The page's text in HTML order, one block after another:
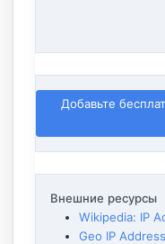
Добавьте
Внешние ресурсы
Wikipedia: IP
Geo IP